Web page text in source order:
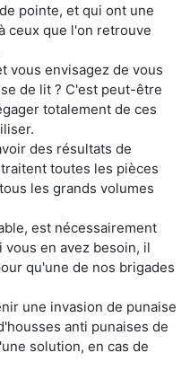
pointe, et qui ont une
ceux que l'on retrouve
vous envisagez de vous
de lit ? C'est peut-être
totalement de ces
des résultats de
toutes les pièces
les grands volumes
est nécessairement
en avez besoin, il
qu'une de nos brigades
une invasion de punaise
anti punaises de
solution, en cas de